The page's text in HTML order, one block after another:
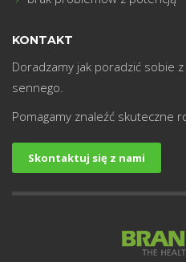
KONTAKT
Doradzamy jak poradzić sobie
sennego.
Pomagamy znaleźć skuteczne
Skontaktuj się z nami